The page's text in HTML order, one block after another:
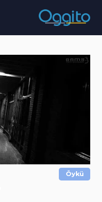
Öykü